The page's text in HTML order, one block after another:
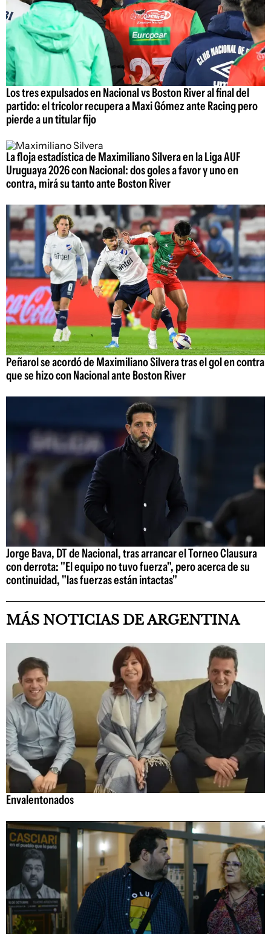
Los tres expulsados en Nacional vs Boston River al final del
partido: el tricolor recupera a Maxi Gómez ante Racing pero
pierde a un titular fijo
La floja estadística de Maximiliano Silvera en la Liga AUF
Uruguaya 2026 con Nacional: dos goles a favor y uno en
contra, mirá su tanto ante Boston River
Peñarol se acordó de Maximiliano Silvera tras el gol en contra
que se hizo con Nacional ante Boston River
Jorge Bava, DT de Nacional, tras arrancar el Torneo Clausura
con derrota: "El equipo no tuvo fuerza", pero acerca de su
continuidad, "las fuerzas están intactas"
MÁS NOTICIAS DE ARGENTINA
Envalentonados